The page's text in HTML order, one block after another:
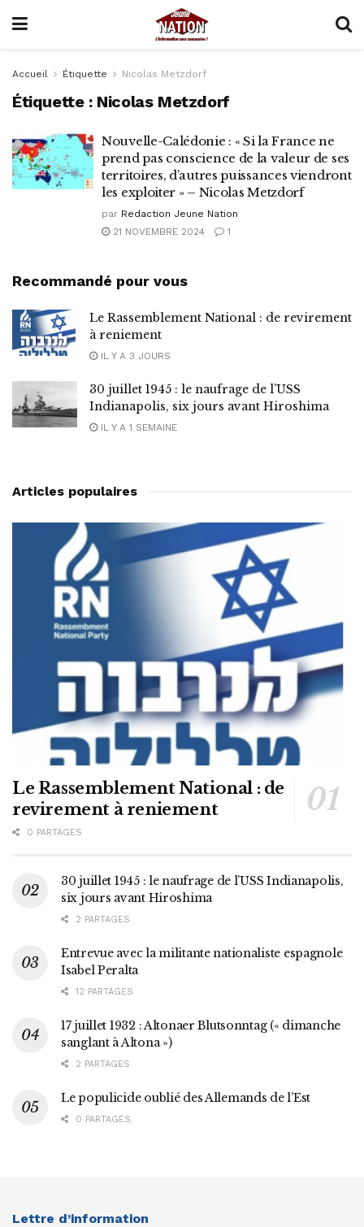
Accueil Étiquette Nicolas Metzdorf
Étiquette : Nicolas Metzdorf
Nouvelle-Calédonie : « Si la France ne
prend pas conscience de la valeur de ses
territoires, d’autres puissances viendront
les exploiter » – Nicolas Metzdorf
par Redaction Jeune Nation
21 NOVEMBRE 2024
1
Recommandé pour vous
Le Rassemblement National : de revirement
à reniement
IL Y A 3 JOURS
30 juillet 1945 : le naufrage de l’USS
Indianapolis, six jours avant Hiroshima
IL Y A 1 SEMAINE
Articles populaires
Le Rassemblement National : de
revirement à reniement
0 PARTAGES
30 juillet 1945 : le naufrage de l’USS Indianapolis,
six jours avant Hiroshima
2 PARTAGES
Entrevue avec la militante nationaliste espagnole
Isabel Peralta
12 PARTAGES
17 juillet 1932 : Altonaer Blutsonntag (« dimanche
sanglant à Altona »)
2 PARTAGES
Le populicide oublié des Allemands de l’Est
0 PARTAGES
Lettre d’information